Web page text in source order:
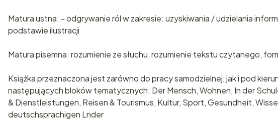
Matura ustna: - odgrywanie ról w zakresie: uzyskiwania / udzielania
podstawie ilustracji
Matura pisemna: rozumienie ze słuchu, rozumienie tekstu czytanego,
Książka przeznaczona jest zarówno do pracy samodzielnej, jak i pod
następujących bloków tematycznych: Der Mensch, Wohnen, In der
& Dienstleistungen, Reisen & Tourismus, Kultur, Sport, Gesundheit,
deutschsprachigen Lnder